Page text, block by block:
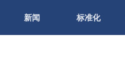
新闻 标准化